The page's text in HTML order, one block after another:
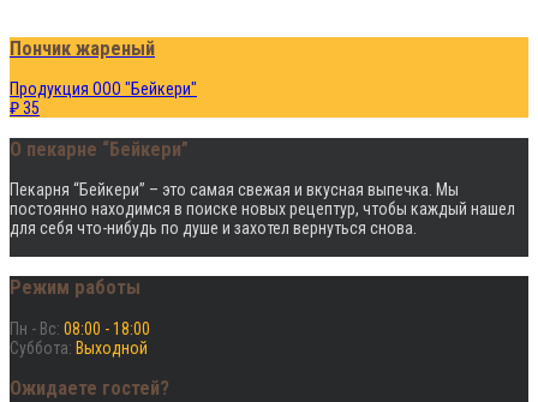
Пончик жареный
Продукция ООО "Бейкери"
₽ 35
О пекарне “Бейкери”
Пекарня “Бейкери” – это cамая свежая и вкусная выпечка. Мы
постоянно находимся в поиске новых рецептур, чтобы каждый нашел
для себя что-нибудь по душе и захотел вернуться снова.
Режим работы
Пн - Вс: 08:00 - 18:00
Суббота: Выходной
Ожидаете гостей?